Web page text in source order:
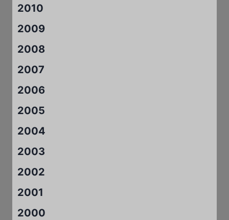
2010
2009
2008
2007
2006
2005
2004
2003
2002
2001
2000